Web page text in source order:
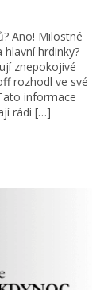
Ano! Milostné
hlavní hrdinky?
znepokojivé
rozhodl ve své
informace
rádi […]